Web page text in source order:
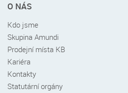
menu
patičce
O NÁS
Kdo jsme
Skupina Amundi
Prodejní místa KB
Kariéra
Kontakty
Statutární orgány